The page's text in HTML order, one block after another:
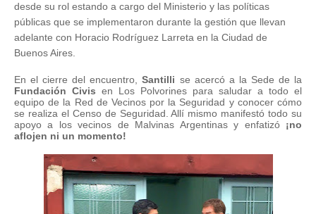
desde su rol estando a cargo del Ministerio y las políticas
públicas que se implementaron durante la gestión que llevan
adelante con Horacio Rodríguez Larreta en la Ciudad de
Buenos Aires.
En el cierre del encuentro,Santilli se acercó a la Sede de la
Fundación Civis en Los Polvorines para saludar a todo el
equipo de la Red de Vecinos por la Seguridad y conocer cómo
se realiza el Censo de Seguridad. Allí mismo manifestó todo su
apoyo a los vecinos de Malvinas Argentinas y enfatizó ¡no
aflojen ni un momento!